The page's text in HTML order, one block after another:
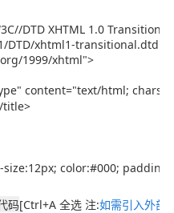
[Ctrl+A 全选 注:如需引入外部